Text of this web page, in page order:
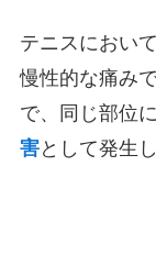
テニスにおい
慢性的な痛み
で、同じ部位
害として発生